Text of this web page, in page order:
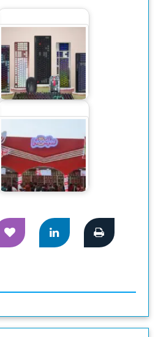
‘অ্যান্টিক’ ব্র্যান্ডের
কিবোর্ড-মাউস এনেছে
ওয়ালটন
খাদ্যপণ্যের বিশাল
সমাহার নিয়ে বাণিজ্য
মেলায় প্রাণ